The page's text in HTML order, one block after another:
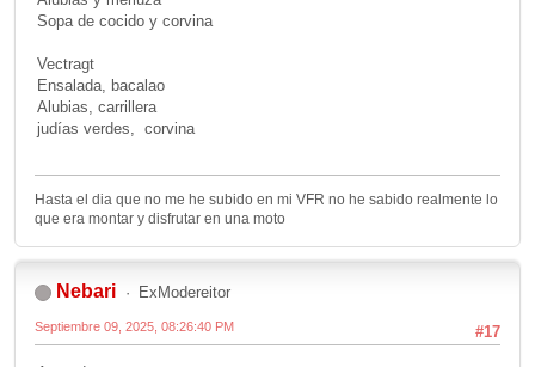
Sopa de cocido y corvina
Vectragt
Ensalada, bacalao
Alubias, carrillera
judías verdes, corvina
Hasta el dia que no me he subido en mi VFR no he sabido realmente lo
que era montar y disfrutar en una moto
Nebari ExModereitor
#17
Septiembre 09, 2025, 08:26:40 PM